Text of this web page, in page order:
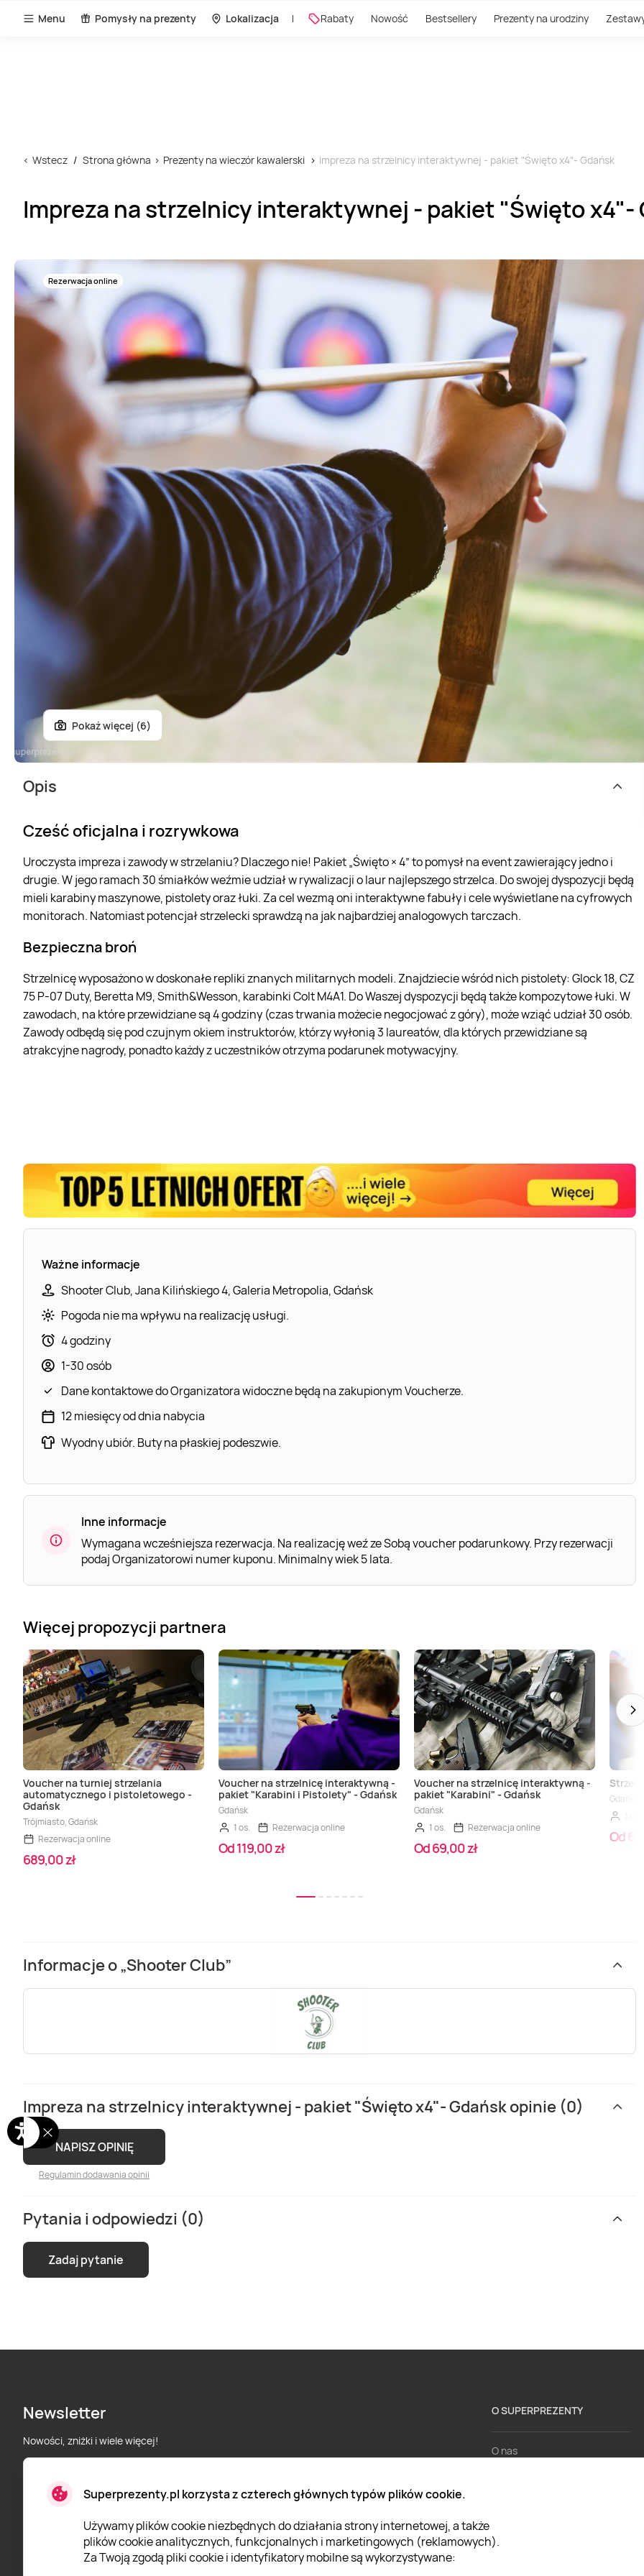
Superprezenty.pl korzysta z czterech głównych typów plików cookie.
Używamy plików cookie niezbędnych do działania strony internetowej, a także
plików cookie analitycznych, funkcjonalnych i marketingowych (reklamowych).
Za Twoją zgodą pliki cookie i identyfikatory mobilne są wykorzystywane:
Menu Pomysły na prezenty Lokalizacja Rabaty Nowość Bestsellery Prezenty na urodziny
Wstecz Strona główna Prezenty na wieczór kawalerski Impreza na strzelnicy interaktywnej - pakiet "Święto x4"- Gdańsk
Impreza na strzelnicy interaktywnej - pakiet "Święto x4"-
Rezerwacja online
Pokaż więcej (6)
Opis
Cześć oficjalna i rozrywkowa
Uroczysta impreza i zawody w strzelaniu? Dlaczego nie! Pakiet „Święto × 4” to pomysł na event zawierający jedno i
drugie. W jego ramach 30 śmiałków weźmie udział w rywalizacji o laur najlepszego strzelca. Do swojej dyspozycji będą
mieli karabiny maszynowe, pistolety oraz łuki. Za cel wezmą oni interaktywne fabuły i cele wyświetlane na cyfrowych
monitorach. Natomiast potencjał strzelecki sprawdzą na jak najbardziej analogowych tarczach.
Bezpieczna broń
Strzelnicę wyposażono w doskonałe repliki znanych militarnych modeli. Znajdziecie wśród nich pistolety: Glock 18, CZ
75 P-07 Duty, Beretta M9, Smith&Wesson, karabinki Colt M4A1. Do Waszej dyspozycji będą także kompozytowe łuki. W
zawodach, na które przewidziane są 4 godziny (czas trwania możecie negocjować z góry), może wziąć udział 30 osób.
Zawody odbędą się pod czujnym okiem instruktorów, którzy wyłonią 3 laureatów, dla których przewidziane są
atrakcyjne nagrody, ponadto każdy z uczestników otrzyma podarunek motywacyjny.
Ważne informacje
Shooter Club, Jana Kilińskiego 4, Galeria Metropolia, Gdańsk
Pogoda nie ma wpływu na realizację usługi.
4 godziny
1-30 osób
Dane kontaktowe do Organizatora widoczne będą na zakupionym Voucherze.
12 miesięcy od dnia nabycia
Wyodny ubiór. Buty na płaskiej podeszwie.
Inne informacje
Wymagana wcześniejsza rezerwacja. Na realizację weź ze Sobą voucher podarunkowy. Przy rezerwacji
podaj Organizatorowi numer kuponu. Minimalny wiek 5 lata.
Więcej propozycji partnera
Voucher na turniej strzelania
automatycznego i pistoletowego -
Gdańsk
Trójmiasto, Gdańsk
Rezerwacja online
689,00 zł
Voucher na strzelnicę interaktywną -
pakiet "Karabini i Pistolety" - Gdańsk
Gdańsk
1 os.
Rezerwacja online
Od 119,00 zł
Voucher na strzelnicę interaktywną -
pakiet "Karabini" - Gdańsk
Gdańsk
1 os.
Rezerwacja online
Od 69,00 zł
Gdańsk
Od
Informacje o „Shooter Club”
Impreza na strzelnicy interaktywnej - pakiet "Święto x4"- Gdańsk opinie (0)
NAPISZ OPINIĘ
Regulamin dodawania opinii
Pytania i odpowiedzi (0)
Zadaj pytanie
Newsletter
Nowości, zniżki i wiele więcej!
* Wyrażam zgodę na przetwarzanie moich danych osobowych
określonych w
Polityce prywatności Super Prezenty.
O SUPERPREZENTY
O nas
Dla firm